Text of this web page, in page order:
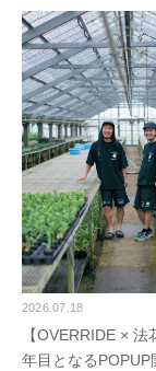
2026.07.18
【OVERRIDE × 法
年目となるPOPUP